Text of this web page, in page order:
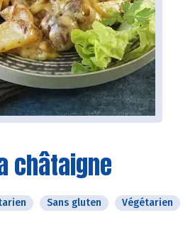
châtaigne
Sans gluten
Végétarien